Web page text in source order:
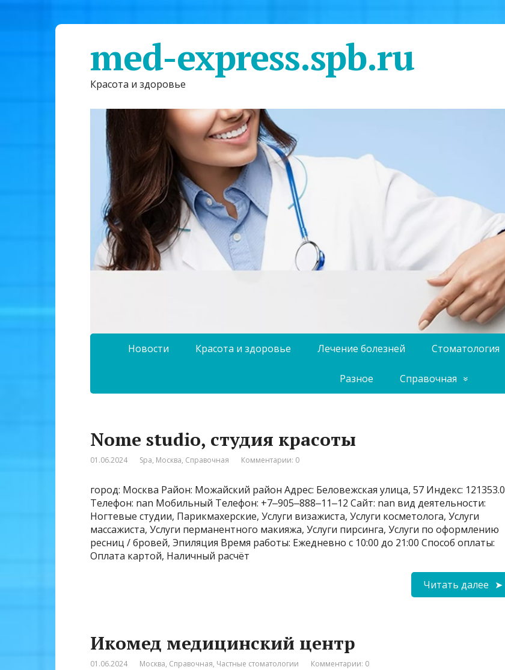
med-express.spb.ru
Красота и здоровье
Новости Красота и здоровье Лечение болезней Стоматология
Разное Справочная
Nome studio, студия красоты
01.06.2024 Spa, Москва, Справочная Комментарии: 0
город: Москва Район: Можайский район Адрес: Беловежская улица, 57 Индекс: 121353.0
Телефон: nan Мобильный Телефон: +7‒905‒888‒11‒12 Сайт: nan вид деятельности:
Ногтевые студии, Парикмахерские, Услуги визажиста, Услуги косметолога, Услуги
массажиста, Услуги перманентного макияжа, Услуги пирсинга, Услуги по оформлению
ресниц / бровей, Эпиляция Время работы: Ежедневно с 10:00 до 21:00 Способ оплаты:
Оплата картой, Наличный расчёт
Читать далее
Икомед медицинский центр
01.06.2024 Москва, Справочная, Частные стоматологии Комментарии: 0